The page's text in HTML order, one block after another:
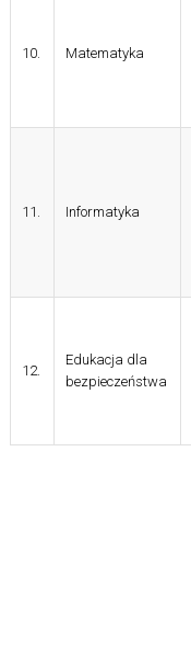
10. Matematyka
11. Informatyka
12.
Edukacja dla
bezpieczeństwa